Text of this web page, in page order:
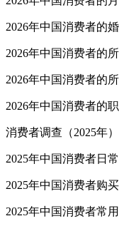
2026年中国消费者的
2026年中国消费者的
2026年中国消费者的
2026年中国消费者的
消费者调查（2025年）
2025年中国消费者日
2025年中国消费者购
2025年中国消费者常